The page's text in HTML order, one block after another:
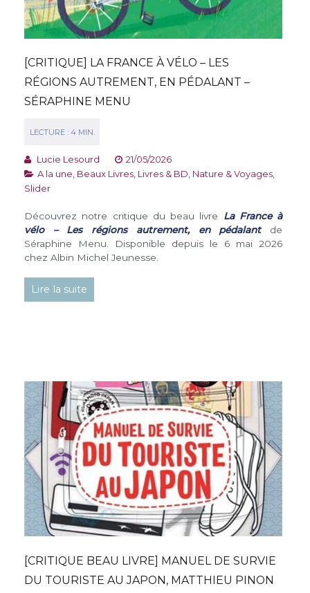
[CRITIQUE] LA FRANCE À VÉLO – LES
RÉGIONS AUTREMENT, EN PÉDALANT –
SÉRAPHINE MENU
Lucie Lesourd
21/05/2026
A la une Beaux Livres Livres & BD Nature & Voyages
Slider
Découvrez notre critique du beau livre La France à
vélo – Les régions autrement, en pédalantde
Séraphine Menu. Disponible depuis le 6 mai 2026
chez Albin Michel Jeunesse.
Lire la suite
[CRITIQUE BEAU LIVRE] MANUEL DE SURVIE
DU TOURISTE AU JAPON, MATTHIEU PINON